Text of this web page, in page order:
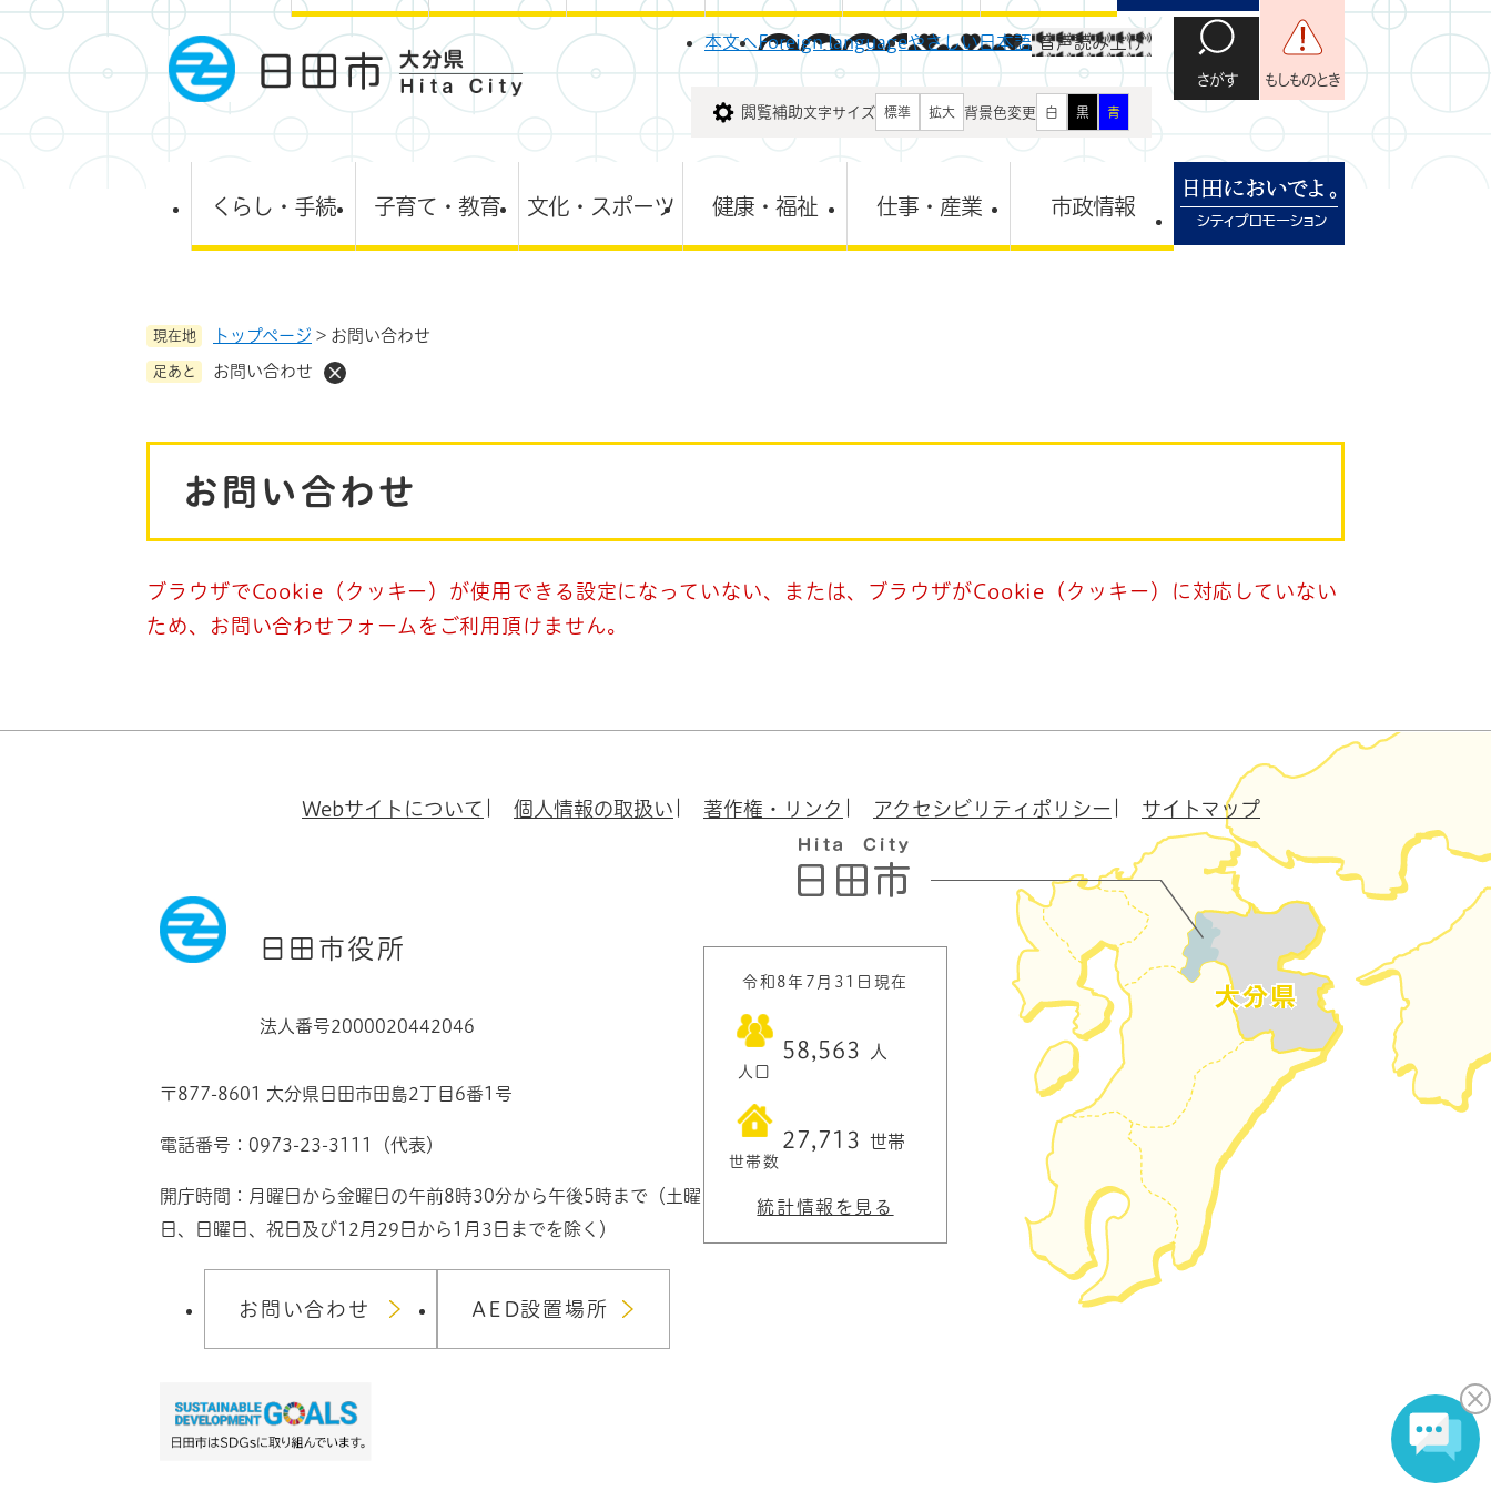
ペ
ー
の
メニューを飛ばして本文へ
本文へForeign languageやさしい日本語 音声読み上げ
閲覧補助文字サイズ 標準 拡大 背景色変更 白 黒 青
さがす もしものとき
くらし・手続 子育て・教育 文化・スポーツ 健康・福祉 仕事・産業 市政情報
現在地 トップページ > お問い合わせ
足あと お問い合わせ
お問い合わせ
ブラウザでCookie（クッキー）が使用できる設定になっていない、または、ブラウザがCookie（クッキー）に対応していない
ため、お問い合わせフォームをご利用頂けません。
Webサイトについて 個人情報の取扱い 著作権・リンク アクセシビリティポリシー サイトマップ
日田市役所
法人番号2000020442046
〒877-8601 大分県日田市田島2丁目6番1号
電話番号：0973-23-3111（代表）
開庁時間：月曜日から金曜日の午前8時30分から午後5時まで（土曜
日、日曜日、祝日及び12月29日から1月3日までを除く）
お問い合わせ AED設置場所
令和8年7月31日現在
人口
58,563 人
世帯数
27,713 世帯
統計情報を見る